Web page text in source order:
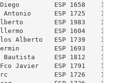
Diego         ESP 1658
Antonio      ESP 1725
Alberto        ESP 1983
ESP 1604
Alberto   ESP 1739
Fermin         ESP 1693
Bautista     ESP 1812
Fco Javier    ESP 1791
ESP 1726